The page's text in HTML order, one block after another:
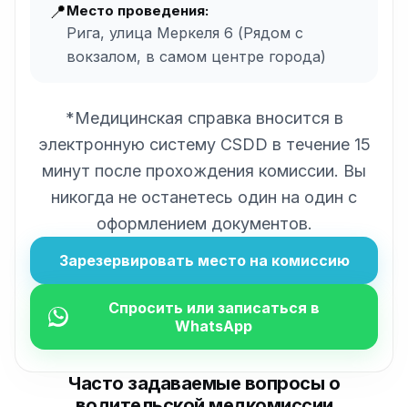
📍Место проведения:
Рига, улица Меркеля 6 (Рядом с
вокзалом, в самом центре города)
*Медицинская справка вносится в
электронную систему CSDD в течение 15
минут после прохождения комиссии. Вы
никогда не останетесь один на один с
оформлением документов.
Зарезервировать место на комиссию
Спросить или записаться в
WhatsApp
Часто задаваемые вопросы о